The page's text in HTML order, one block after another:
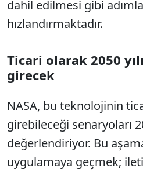
dahil edilmesi gibi
hızlandırmaktadır.
Ticari olarak 2050
girecek
NASA, bu teknolojinin
girebileceği senaryoları
değerlendiriyor. Bu
uygulamaya geçmek;